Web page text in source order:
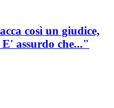
così un giudice,
assurdo che..."